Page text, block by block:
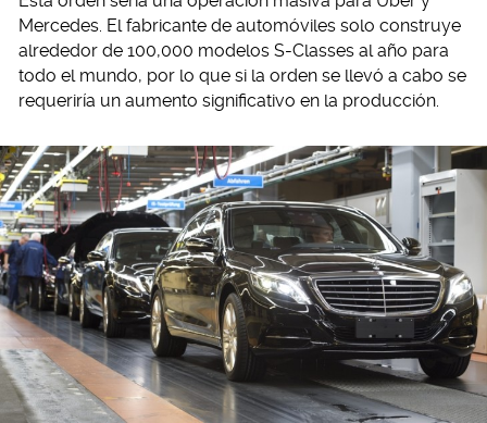
Mercedes. El fabricante de automóviles solo construye
alrededor de 100,000 modelos S-Classes al año para
todo el mundo, por lo que si la orden se llevó a cabo se
requeriría un aumento significativo en la producción.